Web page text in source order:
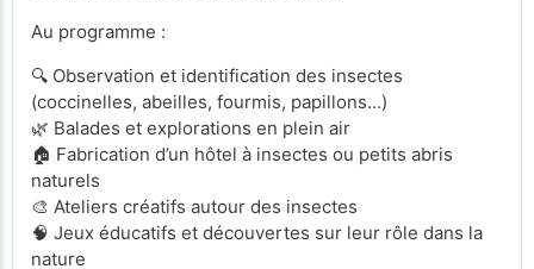
Au programme :
🔍 Observation et identification des insectes
(coccinelles, abeilles, fourmis, papillons…)
🌿 Balades et explorations en plein air
🏠 Fabrication d’un hôtel à insectes ou petits abris
naturels
🎨 Ateliers créatifs autour des insectes
🧠 Jeux éducatifs et découvertes sur leur rôle dans la
nature